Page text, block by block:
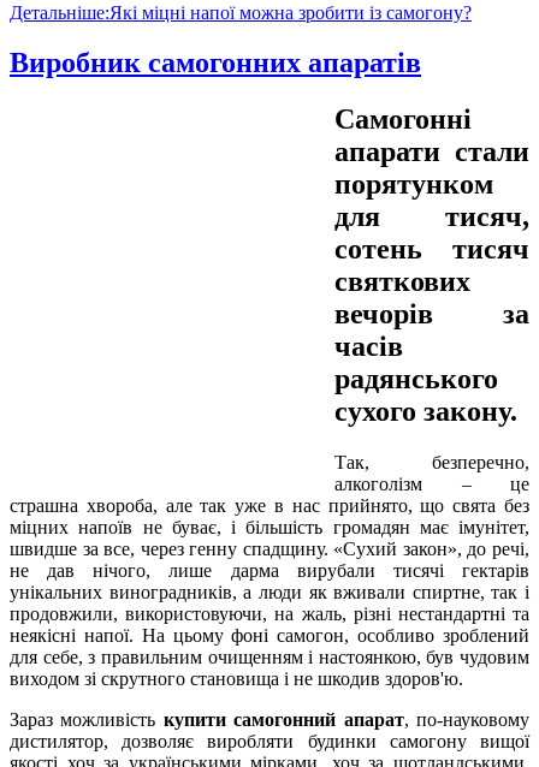
Детальніше:Які міцні напої можна зробити із самогону?
Виробник самогонних апаратів
Самогонні
апарати стали
порятунком
для тисяч,
сотень тисяч
святкових
вечорів за
часів
радянського
сухого закону.
Так, безперечно,
алкоголізм – це
страшна хвороба, але так уже в нас прийнято, що свята без
міцних напоїв не буває, і більшість громадян має імунітет,
швидше за все, через генну спадщину. «Сухий закон», до речі,
не дав нічого, лише дарма вирубали тисячі гектарів
унікальних виноградників, а люди як вживали спиртне, так і
продовжили, використовуючи, на жаль, різні нестандартні та
неякісні напої. На цьому фоні самогон, особливо зроблений
для себе, з правильним очищенням і настоянкою, був чудовим
виходом зі скрутного становища і не шкодив здоров'ю.
Зараз можливість купити самогонний апарат, по-науковому
дистилятор, дозволяє виробляти будинки самогону вищої